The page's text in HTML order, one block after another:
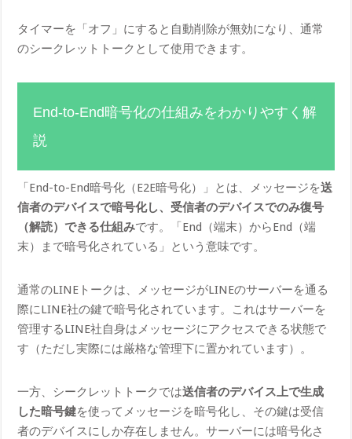
タイマーを「オフ」にすると自動削除が無効になり、通常
のシークレットトークとして使用できます。
End-to-End暗号化の仕組みをわかりやすく解
説
「End-to-End暗号化（E2E暗号化）」とは、メッセージを送
信者のデバイスで暗号化し、受信者のデバイスでのみ復号
（解読）できる仕組みです。「End（端末）からEnd（端
末）まで暗号化されている」という意味です。
通常のLINEトークは、メッセージがLINEのサーバーを通る
際にLINE社の鍵で暗号化されています。これはサーバーを
管理するLINE社自身はメッセージにアクセスできる状態で
す（ただし実際には厳格な管理下に置かれています）。
一方、シークレットトークでは送信者のデバイス上で生成
した暗号鍵を使ってメッセージを暗号化し、その鍵は受信
者のデバイスにしか存在しません。サーバーには暗号化さ